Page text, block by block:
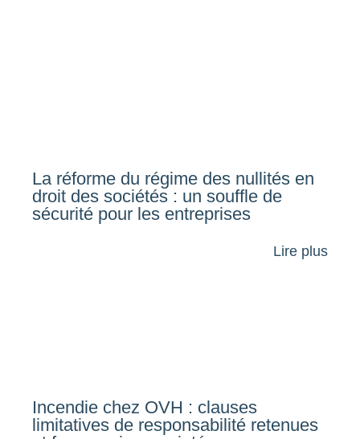
La réforme du régime des nullités en
droit des sociétés : un souffle de
sécurité pour les entreprises
Lire plus
Incendie chez OVH : clauses
limitatives de responsabilité retenues